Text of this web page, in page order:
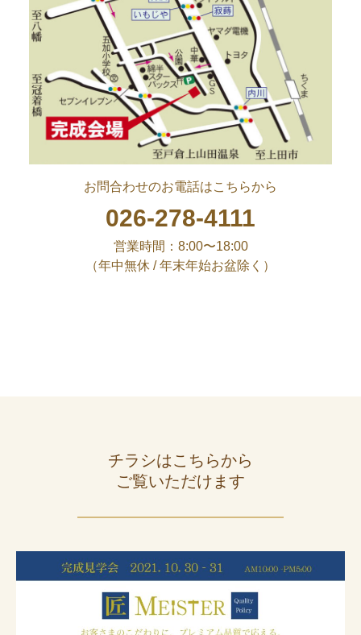
お問合わせのお電話はこちらから
026-278-4111
営業時間：8:00〜18:00
（年中無休 / 年末年始お盆除く）
チラシはこちらから
ご覧いただけます